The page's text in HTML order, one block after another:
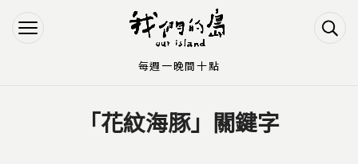
Jump to Navigation
Jump to Main content
「花紋海豚」關鍵字
每週一晚間十點